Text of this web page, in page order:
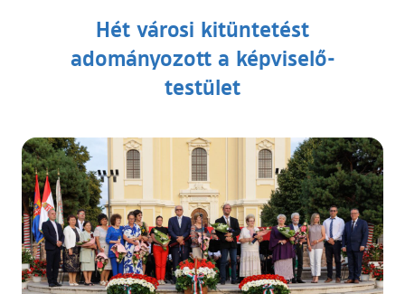
Hét városi kitüntetést
adományozott a képviselő-
testület